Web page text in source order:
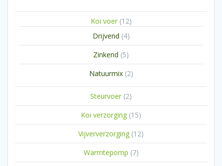
Koi voer 1212
Drijvend 44
producten
Zinkend 55
producten
Natuurmix 22
Steurvoer 22
producten
Koi verzorging 1515
producten
Vijververzorging 1212
producten
Warmtepomp 77
producten